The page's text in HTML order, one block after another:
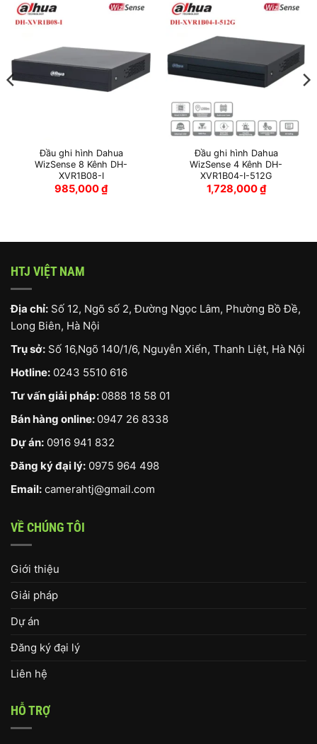
Đầu ghi hình Dahua
WizSense 8 Kênh DH-
XVR1B08-I
985,000₫
Đầu ghi hình Dahua
WizSense 4 Kênh DH-
XVR1B04-I-512G
1,728,000₫
HTJ VIỆT NAM
Địa chỉ: Số 12, Ngõ số 2, Đường Ngọc Lâm, Phường Bồ Đề,
Long Biên, Hà Nội
Trụ sở: Số 16,Ngõ 140/1/6, Nguyễn Xiển, Thanh Liệt, Hà Nội
Hotline: 0243 5510 616
Tư vấn giải pháp: 0888 18 58 01
Bán hàng online: 0947 26 8338
Dự án: 0916 941 832
Đăng ký đại lý: 0975 964 498
Email: camerahtj@gmail.com
VỀ CHÚNG TÔI
Giới thiệu
Giải pháp
Dự án
Đăng ký đại lý
Liên hệ
HỖ TRỢ